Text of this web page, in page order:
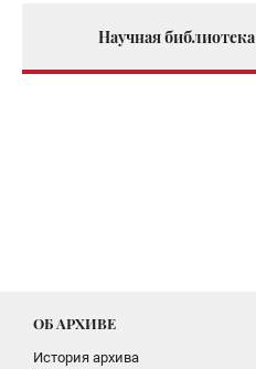
Научная библиотека
ОБ АРХИВЕ
История архива